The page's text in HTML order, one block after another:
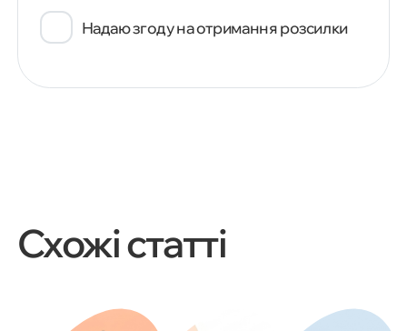
Надаю згоду на отримання розсилки
Схожі статті